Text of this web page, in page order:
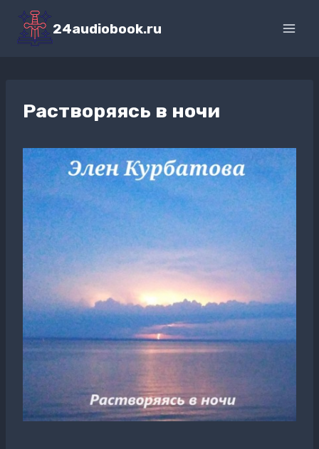
Перейти
содержимому
24audiobook.ru
Растворяясь в ночи